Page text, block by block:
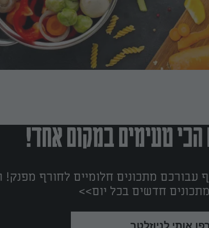
הכי טעימים במקום אחד!
עבורכם מתכונים חלומיים לחורף מפנק!
חדשים בכל יום>>
אותי לניוזלטר